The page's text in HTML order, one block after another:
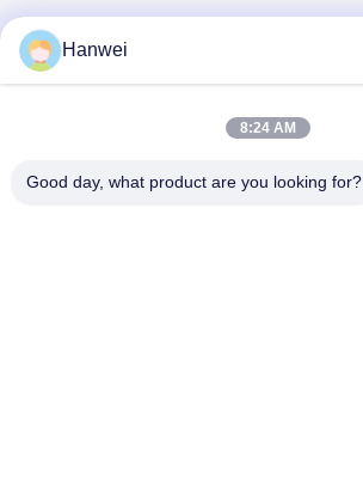
Hanwei
8:24 AM
Good day, what product are you looking for?